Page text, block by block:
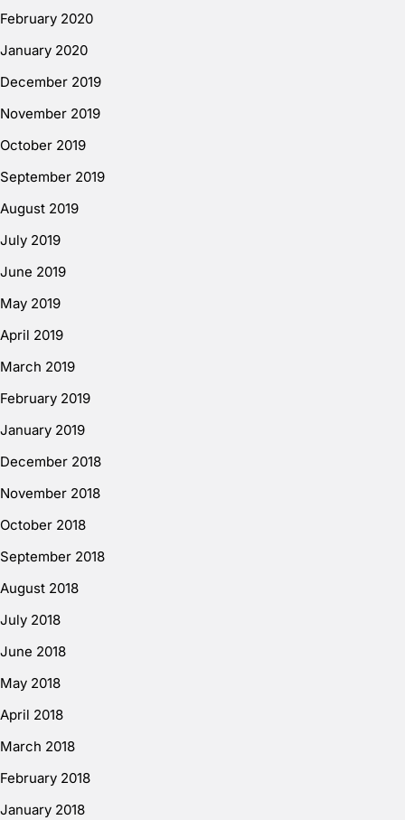
February 2020
January 2020
December 2019
November 2019
October 2019
September 2019
August 2019
July 2019
June 2019
May 2019
April 2019
March 2019
February 2019
January 2019
December 2018
November 2018
October 2018
September 2018
August 2018
July 2018
June 2018
May 2018
April 2018
March 2018
February 2018
January 2018